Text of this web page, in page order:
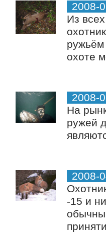
2008-
Из
ружьём
охоте
2008-
На
ружей
2008-
-15 и